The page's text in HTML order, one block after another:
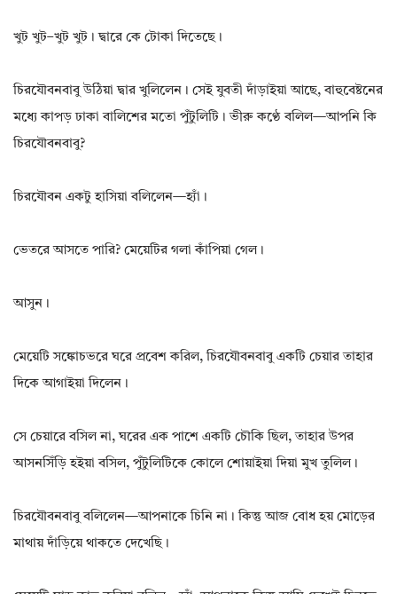
খুট খুট–খুট খুট। দ্বারে কে টোকা দিতেছে।
চিরযৌবনবাবু উঠিয়া দ্বার খুলিলেন। সেই যুবতী দাঁড়াইয়া আছে, বাহুবেষ্টনের
মধ্যে কাপড় ঢাকা বালিশের মতো পুঁটুলিটি। ভীরু কণ্ঠে বলিল—আপনি কি
চিরযৌবনবাবু?
চিরযৌবন একটু হাসিয়া বলিলেন—হ্যাঁ।
ভেতরে আসতে পারি? মেয়েটির গলা কাঁপিয়া গেল।
আসুন।
মেয়েটি সঙ্কোচভরে ঘরে প্রবেশ করিল, চিরযৌবনবাবু একটি চেয়ার তাহার
দিকে আগাইয়া দিলেন।
সে চেয়ারে বসিল না, ঘরের এক পাশে একটি চৌকি ছিল, তাহার উপর
আসনসিঁড়ি হইয়া বসিল, পুঁটুলিটিকে কোলে শোয়াইয়া দিয়া মুখ তুলিল।
চিরযৌবনবাবু বলিলেন—আপনাকে চিনি না। কিন্তু আজ বোধ হয় মোড়ের
মাথায় দাঁড়িয়ে থাকতে দেখেছি।